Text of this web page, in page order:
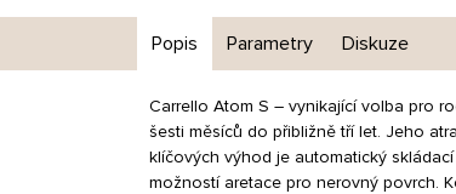
Popis Parametry Diskuze
Carrello Atom S – vynikající volba pro
šesti měsíců do přibližně tří let. Jeho
klíčových výhod je automatický
možností aretace pro nerovný povrch.